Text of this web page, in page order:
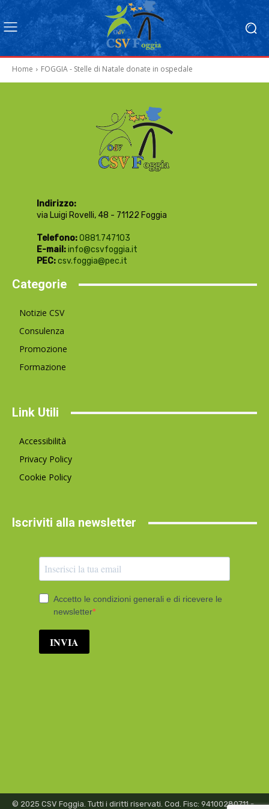
Home FOGGIA - Stelle di Natale donate in ospedale
Indirizzo:
via Luigi Rovelli, 48 - 71122 Foggia
Telefono:0881.747103
E-mail:info@csvfoggia.it
PEC:csv.foggia@pec.it
Categorie
Notizie CSV
Consulenza
Promozione
Formazione
Link Utili
Accessibilità
Privacy Policy
Cookie Policy
Iscriviti alla newsletter
© 2025 CSV Foggia. Tutti i diritti riservati. Cod. Fisc: 94100280711 -